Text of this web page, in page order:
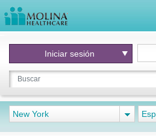
Iniciar sesión
New York